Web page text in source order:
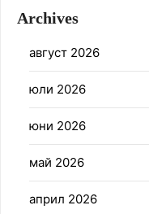
Archives
август 2026
юли 2026
юни 2026
май 2026
април 2026